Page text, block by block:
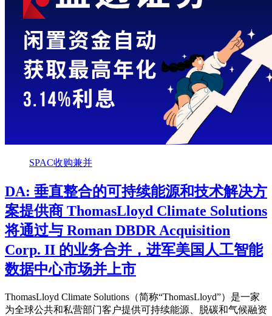
SPAC收购兼并
DA: 垂直整合的可持续能源和技术解决方
案提供商 ThomasLloyd Climate Solutions
将通过与 Roman DBDR Acquisition
Corp. II 的业务合并，进军美国人工智能
数据中心市场并上市
ThomasLloyd Climate Solutions（简称“ThomasLloyd”）是一家
为全球公共和私营部门客户提供可持续能源、脱碳和气候融资